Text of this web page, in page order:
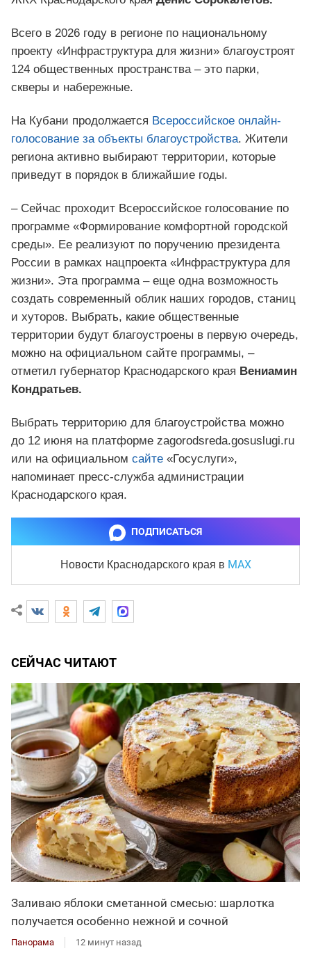
Всего в 2026 году в регионе по национальному
проекту «Инфраструктура для жизни» благоустроят
124 общественных пространства – это парки,
скверы и набережные.
На Кубани продолжается Всероссийское онлайн-
голосование за объекты благоустройства. Жители
региона активно выбирают территории, которые
приведут в порядок в ближайшие годы.
– Сейчас проходит Всероссийское голосование по
программе «Формирование комфортной городской
среды». Ее реализуют по поручению президента
России в рамках нацпроекта «Инфраструктура для
жизни». Эта программа – еще одна возможность
создать современный облик наших городов, станиц
и хуторов. Выбрать, какие общественные
территории будут благоустроены в первую очередь,
можно на официальном сайте программы, –
отметил губернатор Краснодарского края Вениамин
Кондратьев.
Выбрать территорию для благоустройства можно
до 12 июня на платформе zagorodsreda.gosuslugi.ru
или на официальном сайте «Госуслуги»,
напоминает пресс-служба администрации
Краснодарского края.
ПОДПИСАТЬСЯ
Новости Краснодарского края в MAX
СЕЙЧАС ЧИТАЮТ
Заливаю яблоки сметанной смесью: шарлотка
получается особенно нежной и сочной
Панорама 12 минут назад